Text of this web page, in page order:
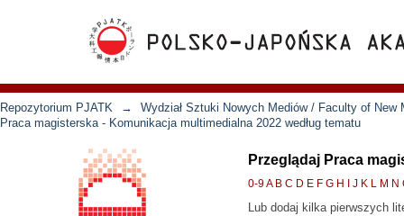
Repozytorium PJATK →
Wydział Sztuki Nowych Mediów / Faculty of New
Praca magisterska - Komunikacja multimedialna 2022 według tematu
Przeglądaj Praca
0-9A B C D E F G H J K L M N
Lub dodaj kilka pierwszych